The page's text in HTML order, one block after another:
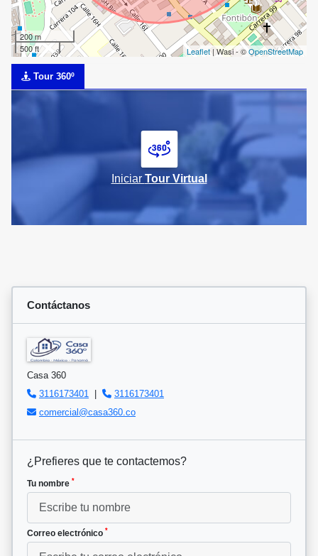
200 m
500 ft
Leaflet | Wasi - ©OpenStreetMap
Tour 360º
Iniciar Tour Virtual
Contáctanos
Casa 360
3116173401
|
3116173401
comercial@casa360.co
¿Prefieres que te contactemos?
Tu nombre *
Correo electrónico *